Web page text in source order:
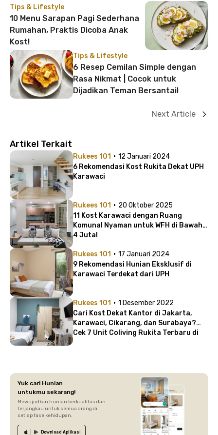
Tips & Lifestyle
10 Menu Sarapan Pagi Sederhana
Rumahan, Praktis Dicoba Anak
Kost!
Tips & Lifestyle
6 Resep Cemilan Simple dengan
Rasa Nikmat | Cocok untuk
Dijadikan Teman Bersantai!
Next Article
Artikel Terkait
Rukees 101 · 12 Januari 2024
6 Rekomendasi Kost Rukita Dekat UPH
Karawaci
Rukees 101 · 20 Oktober 2025
11 Kost Karawaci dengan Ruang
Komunal Nyaman untuk WFH di Bawah
4 Juta!
Rukees 101 · 17 Januari 2024
9 Rekomendasi Hunian Eksklusif di
Karawaci Terdekat dari UPH
Rukees 101 · 1 Desember 2022
Cari Kost Dekat Kantor di Jakarta,
Karawaci, Cikarang, dan Surabaya?
Cek 7 Unit Coliving Rukita Terbaru di
Yuk cari Hunian
untukmu sekarang!
Mewujudkan hunian berkualitas dan
terjangkau untuk semua orang di
setiap fase kehidupan.
Download Aplikasi